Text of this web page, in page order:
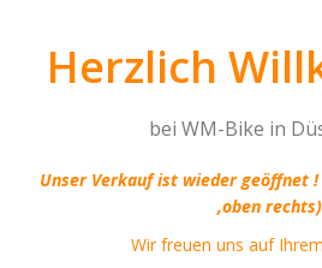
Herzlich
bei WM-Bike in
Unser Verkauf ist wieder geöffnet
,oben rechts)
Wir freuen uns auf